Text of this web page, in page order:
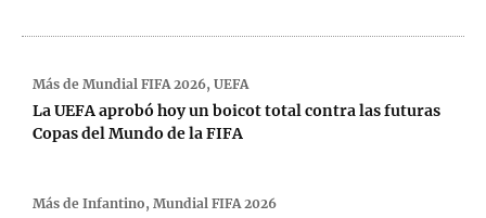
Más de Mundial FIFA 2026, UEFA
La UEFA aprobó hoy un boicot total contra las futuras
Copas del Mundo de la FIFA
Más de Infantino, Mundial FIFA 2026